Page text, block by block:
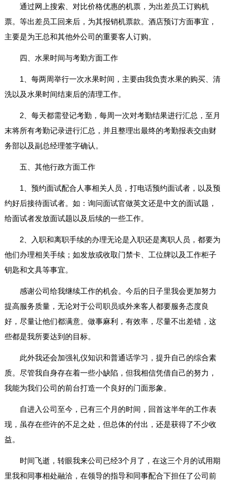
通过网上搜索、对比价格优惠的机票，为出差员工订购机
票。等出差员工回来后，为其报销机票款。酒店预订方面事宜，
主要是为王总和其他外公司的重要客人订购。
四、水果时间与考勤方面工作
1、每两周举行一次水果时间，主要由我负责水果的购买、清
洗以及水果时间结束后的清理工作。
2、每天都需登记考勤，每周一次对考勤结果进行汇总，至月
末将所有考勤记录进行汇总，并且整理出最终的考勤报表交由财
务部以及副总经理签字确认。
五、其他行政方面工作
1、预约面试配合人事相关人员，打电话预约面试者，以及预
约好后接待面试者。如：询问面试官做英文还是中文的面试题，
给面试者发放面试题以及后续的一些工作。
2、入职和离职手续的办理无论是入职还是离职人员，都要为
他们办理相关手续；如发放或收取门禁卡、工位牌以及工作柜子
钥匙和文具等事宜。
感谢公司给我继续工作的机会。今后的日子里我会更加努力
提高服务质量，无论对于公司职员或外来客人都要服务态度良
好，尽量让他们都满意。做事麻利，有效率，尽量不出差错，这
些都是我所要达到的目标。
此外我还会加强礼仪知识和普通话学习，提升自己的综合素
质。尽管我自身存在着一些小缺陷，但我相信凭借自己的努力，
我能为我们公司的前台打造一个良好的门面形象。
自进入公司至今，已有三个月的时间，回首这半年的工作表
现，虽存在些许的不足之处，但总体的付出，还是获得了不少收
益。
时间飞逝，转眼我来公司已经3个月了，在这三个月的试用期
里我和同事相处融洽，在领导的指导和同事配合下担任了公司前